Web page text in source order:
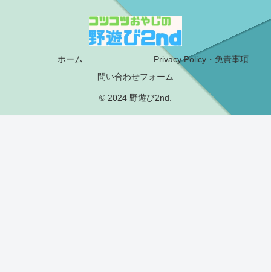
ホーム
Privacy Policy・免責事項
問い合わせフォーム
© 2024 野遊び2nd.